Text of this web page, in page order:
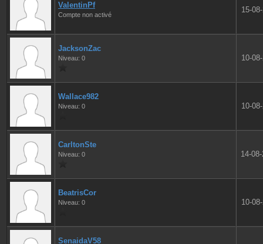
ValentinPf
Compte non activé
15-
JacksonZac
Niveau: 0 10-
Wallace982
Niveau: 0 10-
CarltonSte
Niveau: 0 14-
BeatrisCor
Niveau: 0 10-
SenaidaV58